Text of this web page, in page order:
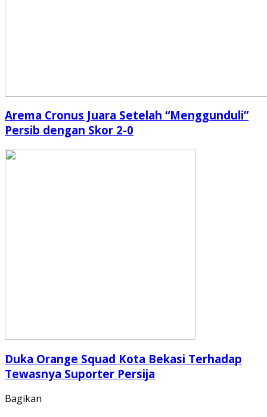
Arema Cronus Juara Setelah “Menggunduli”
Persib dengan Skor 2-0
Duka Orange Squad Kota Bekasi Terhadap
Tewasnya Suporter Persija
Bagikan